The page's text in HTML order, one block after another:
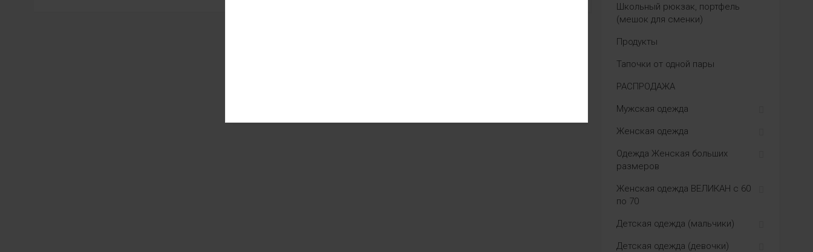
Школьный рюкзак, портфель
(мешок для сменки)
Продукты
Тапочки от одной пары
РАСПРОДАЖА
Мужская одежда
Женская одежда
Одежда Женская больших
размеров
Женская одежда ВЕЛИКАН с 60
по 70
Детская одежда (мальчики)
Детская одежда (девочки)